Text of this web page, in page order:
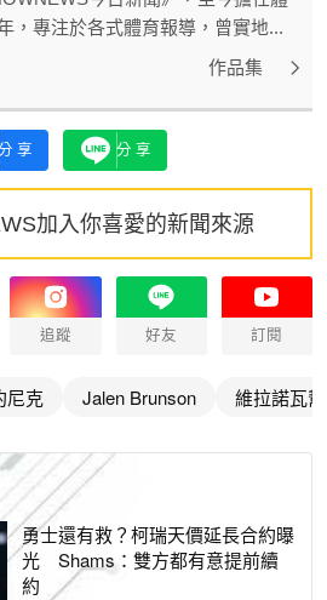
，專注於各式體育報導，曾實地...
作品集
享 分享
加入你喜愛的新聞來源
追蹤 好友 訂閱
尼克 Jalen Brunson 維拉諾瓦幫
勇士還有救？柯瑞天價延長合約曝
光 Shams：雙方都有意提前續
約